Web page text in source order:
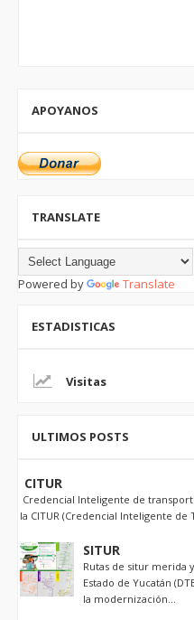
APOYANOS
TRANSLATE
Powered by Translate
ESTADISTICAS
ULTIMOS POSTS
CITUR
Credencial Inteligente de
la CITUR (Credencial Inteligente de
SITUR
Rutas de situr merida
Estado de Yucatán
la modernización...